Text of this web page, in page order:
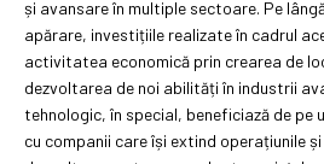
și avansare în multiple sectoare. Pe
apărare, investițiile realizate în cadrul
activitatea economică prin crearea de
dezvoltarea de noi abilități în industrii
tehnologic, în special, beneficiază de
cu companii care își extind operațiunile